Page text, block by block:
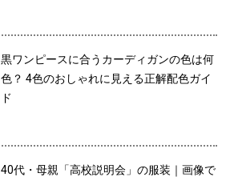
黒ワンピースに合うカーディガンの色は何
色？ 4色のおしゃれに見える正解配色ガイ
ド
40代・母親「高校説明会」の服装｜画像で